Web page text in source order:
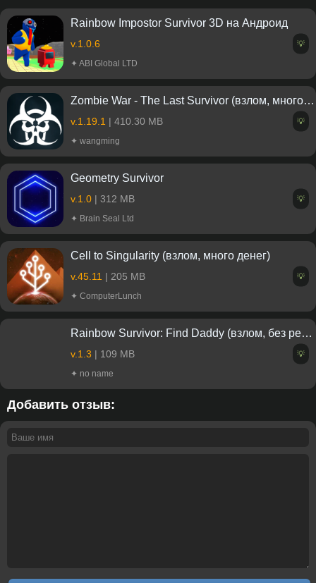
Rainbow Impostor Survivor 3D на Андроид
v.1.0.6
✦ ABI Global LTD
💡
Zombie War - The Last Survivor (взлом, много денег)
v.1.19.1 | 410.30 MB
✦ wangming
💡
Geometry Survivor
v.1.0 | 312 MB
✦ Brain Seal Ltd
💡
Cell to Singularity (взлом, много денег)
v.45.11 | 205 MB
✦ ComputerLunch
💡
Rainbow Survivor: Find Daddy (взлом, без рекламы)
v.1.3 | 109 MB
✦ no name
💡
Добавить отзыв: